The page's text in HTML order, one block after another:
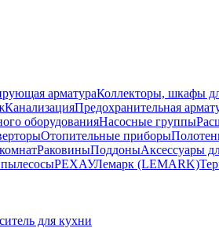
арматураКоллекторы, шкафы
КанализацияПредохранительная
оборудованияНасосные группы
Отопительные приборы
РаковиныПоддоныАксессуары
РЕХАУЛемарк (LEMARK)
для кухни